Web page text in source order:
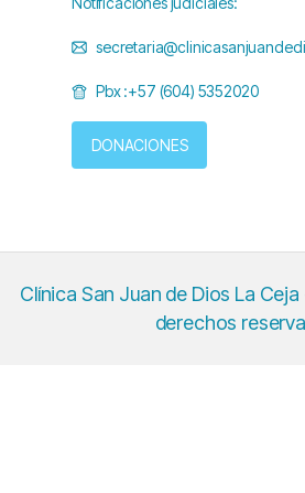
Pbx :+57 (604) 5352020
DONACIONES
Clínica San Juan de Dios La
derechos